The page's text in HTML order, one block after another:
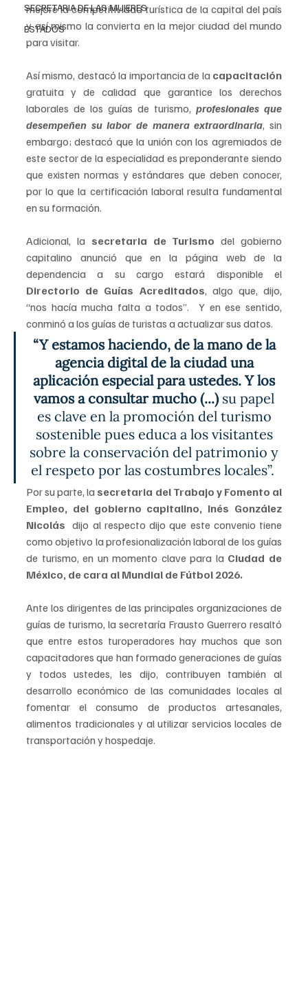
SECRETARIA DE LAS MUJERES
ESTADOS
mejore la competitividad turística de la capital del país
y así mismo la convierta en la mejor ciudad del mundo
para visitar.
Así mismo, destacó la importancia de la capacitación
gratuita y de calidad que garantice los derechos
laborales de los guías de turismo, profesionales que
desempeñen su labor de manera extraordinaria, sin
embargo; destacó que la unión con los agremiados de
este sector de la especialidad es preponderante siendo
que existen normas y estándares que deben conocer,
por lo que la certificación laboral resulta fundamental
en su formación.
Adicional, la secretaria de Turismo del gobierno
capitalino anunció que en la página web de la
Directorio de Guías Acreditados, algo que, dijo,
“nos hacía mucha falta a todos”.  Y en ese sentido,
conminó a los guías de turistas a actualizar sus datos.
“Y estamos haciendo, de la mano de la
agencia digital de la ciudad una
aplicación especial para ustedes. Y los
vamos a consultar mucho (...) su papel
es clave en la promoción del turismo
sostenible pues educa a los visitantes
sobre la conservación del patrimonio y
el respeto por las costumbres locales”.
Por su parte, la secretaria del Trabajo y Fomento al
Empleo, del gobierno capitalino, Inés González
Nicolás dijo al respecto dijo que este convenio tiene
como objetivo la profesionalización laboral de los guías
de turismo, en un momento clave para la Ciudad de
México, de cara al Mundial de Fútbol 2026.
Ante los dirigentes de las principales organizaciones de
guías de turismo, la secretaría Frausto Guerrero resaltó
que entre estos turoperadores hay muchos que son
capacitadores que han formado generaciones de guías
y todos ustedes, les dijo, contribuyen también al
desarrollo económico de las comunidades locales al
fomentar el consumo de productos artesanales,
alimentos tradicionales y al utilizar servicios locales de
transportación y hospedaje.